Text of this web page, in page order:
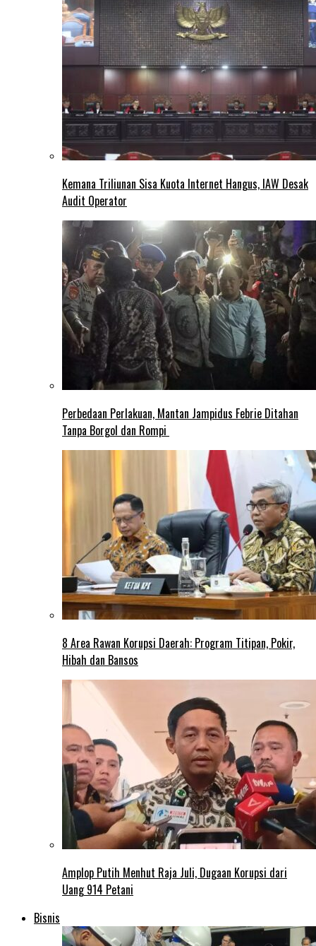
Kemana Triliunan Sisa Kuota Internet Hangus, IAW Desak
Audit Operator
Perbedaan Perlakuan, Mantan Jampidus Febrie Ditahan
Tanpa Borgol dan Rompi
8 Area Rawan Korupsi Daerah: Program Titipan, Pokir,
Hibah dan Bansos
Amplop Putih Menhut Raja Juli, Dugaan Korupsi dari
Uang 914 Petani
Bisnis